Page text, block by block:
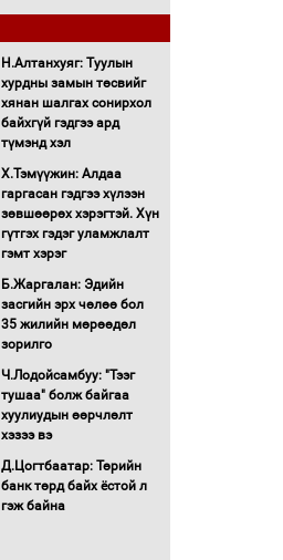
Н.Алтанхуяг: Туулын
хурдны замын төсвийг
хянан шалгах сонирхол
байхгүй гэдгээ ард
түмэнд хэл
Х.Тэмүүжин: Алдаа
гаргасан гэдгээ хүлээн
зөвшөөрөх хэрэгтэй. Хүн
гүтгэх гэдэг уламжлалт
гэмт хэрэг
Б.Жаргалан: Эдийн
засгийн эрх чөлөө бол
35 жилийн мөрөөдөл
зорилго
Ч.Лодойсамбуу: "Тээг
тушаа" болж байгаа
хуулиудын өөрчлөлт
хэзээ вэ
Д.Цогтбаатар: Төрийн
банк төрд байх ёстой л
гэж байна